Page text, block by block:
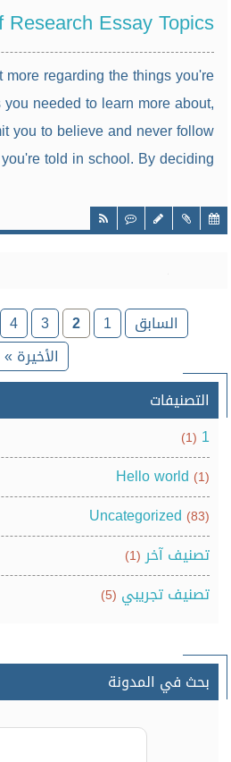
Essay Topics
regarding the things you're
needed to learn more about,
you to believe and never follow
told in school. By deciding...
السابق 1
2
3
4
الأخيرة »
التصنيفات
1
(1)
Hello world (1)
Uncategorized (83)
تصنيف آخر (1)
تصنيف تجريبي (5)
بحث في المدونة